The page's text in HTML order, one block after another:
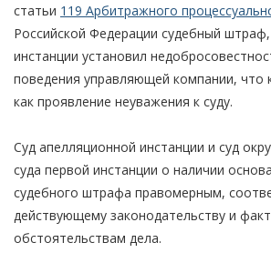
статьи 119 Арбитражного
Российской Федерации судебный
инстанции установил
поведения управляющей компании, что
как проявление неуважения к суду.
Суд апелляционной инстанции и суд
суда первой инстанции о наличии
судебного штрафа правомерным,
действующему законодательству и
обстоятельствам дела.